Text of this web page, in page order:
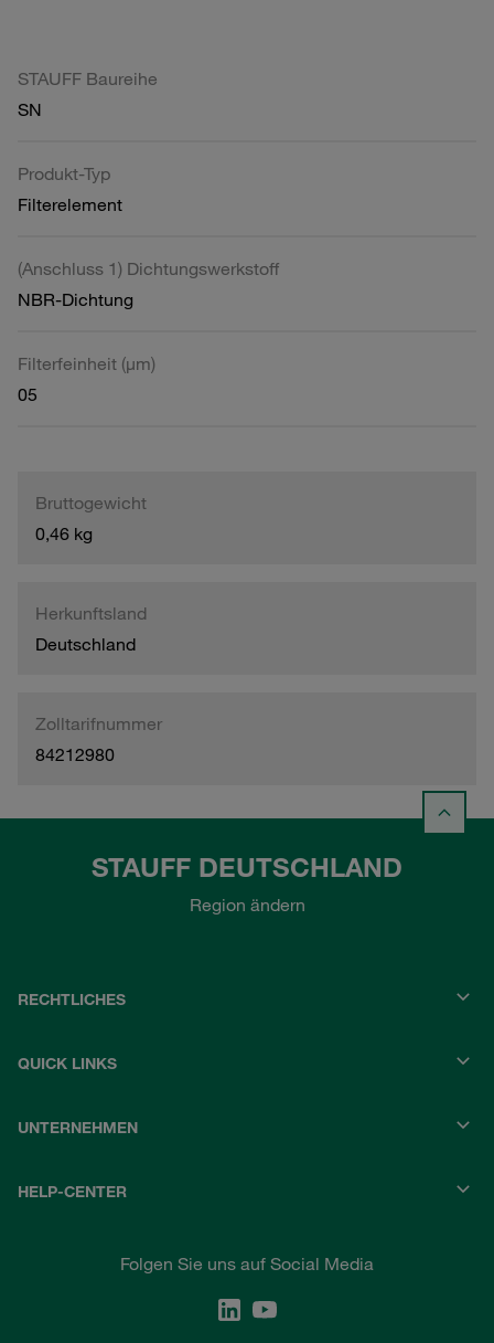
STAUFF Baureihe
SN
Produkt-Typ
Filterelement
(Anschluss 1) Dichtungswerkstoff
NBR-Dichtung
Filterfeinheit (µm)
05
Bruttogewicht
0,46 kg
Herkunftsland
Deutschland
Zolltarifnummer
84212980
STAUFF DEUTSCHLAND
Region ändern
RECHTLICHES
QUICK LINKS
UNTERNEHMEN
HELP-CENTER
Folgen Sie uns auf Social Media